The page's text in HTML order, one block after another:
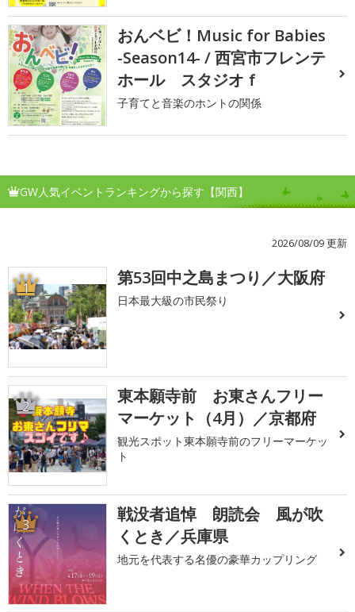
おんベビ！Music for Babies
-Season14- / 西宮市フレンテ
ホール スタジオｆ
子育てと音楽のホントの関係
GW人気イベントランキングから探す【関西】
2026/08/09 更新
1 第53回中之島まつり／大阪府
日本最大級の市民祭り
2
東本願寺前 お東さんフリー
マーケット（4月）／京都府
観光スポット東本願寺前のフリーマーケッ
ト
3
戦没者追悼 朗読会 風が吹
くとき／兵庫県
地元を代表する名優の豪華カップリング